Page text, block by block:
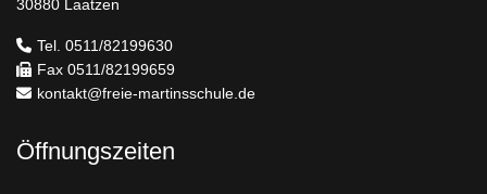
30880 Laatzen
Tel. 0511/82199630
Fax 0511/82199659
kontakt@freie-martinsschule.de
Öffnungszeiten